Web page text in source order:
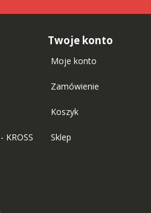
KROSS
Twoje konto
Moje konto
Zamówienie
Koszyk
Sklep